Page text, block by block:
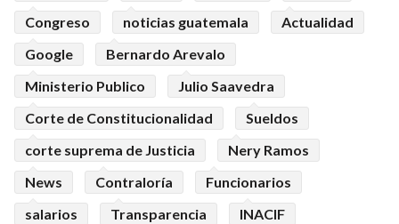
Congreso
noticias guatemala
Actualidad
Google
Bernardo Arevalo
Ministerio Publico
Julio Saavedra
Corte de Constitucionalidad
Sueldos
corte suprema de Justicia
Nery Ramos
News
Contraloría
Funcionarios
salarios
Transparencia
INACIF